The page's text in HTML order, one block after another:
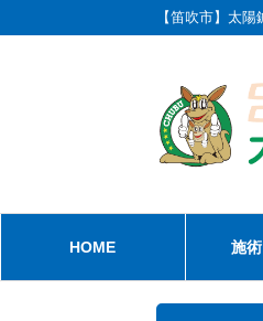
【笛吹市】太
HOME 施